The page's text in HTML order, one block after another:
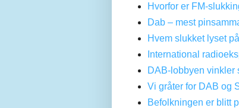
Hvorfor er FM-
Dab – mest
Hvem slukket lyset
International
DAB-lobbyen vinkler
Vi gråter for DAB og
Befolkningen er blitt